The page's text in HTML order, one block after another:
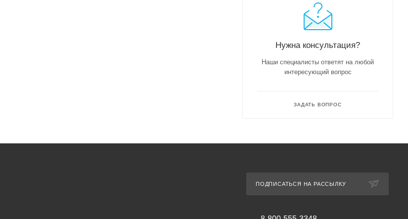
Нужна консультация?
Наши специалисты ответят на любой
интересующий вопрос
ЗАДАТЬ ВОПРОС
ПОДПИСАТЬСЯ НА РАССЫЛКУ